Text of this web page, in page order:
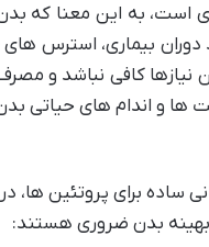
است، به این معنا که
بیماری، استرس
کافی نباشد و
ها و اندام های حیاتی
ساده برای پروتئین
بدن ضروری هستند: